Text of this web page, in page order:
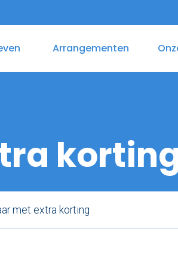
Zelf
Arrangementen
Varen & Lunch
met extra korting